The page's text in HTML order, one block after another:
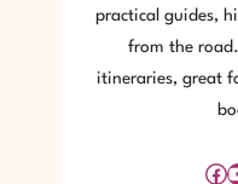
practical guides,
from the
itineraries, great
Facebook YouTube